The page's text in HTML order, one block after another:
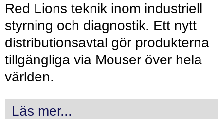
Red Lions teknik inom industriell
styrning och diagnostik. Ett nytt
distributionsavtal gör produkterna
tillgängliga via Mouser över hela
världen.
Läs mer...